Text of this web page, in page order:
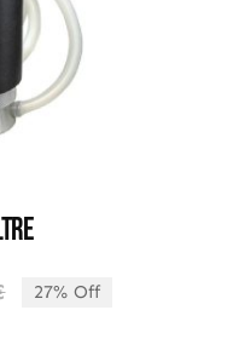
LeLe
27% Off